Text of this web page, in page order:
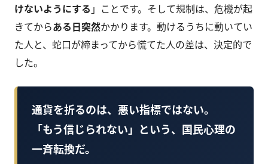
けないようにする 」ことです。そして規制は、危機が起
きてからある日突然かかります。動けるうちに動いてい
た人と、蛇口が締まってから慌てた人の差は、決定的で
した。
通貨を折るのは、悪い指標ではない。
「もう信じられない」という、国民心理の
一斉転換だ。